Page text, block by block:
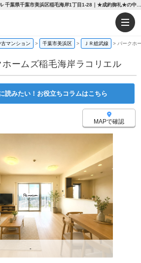
古マンション > 千葉市美浜区 > ＪＲ総武線 > パークホ
ホームズ稲毛海岸ラコリエル
読みたい！お役立ちコラムはこちら
MAPで確認
-